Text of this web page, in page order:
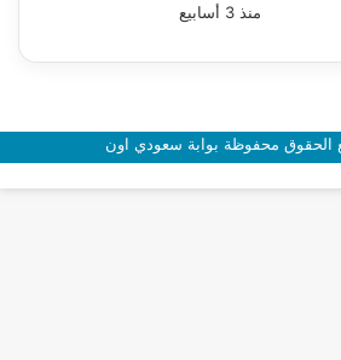
منذ 3 أسابيع